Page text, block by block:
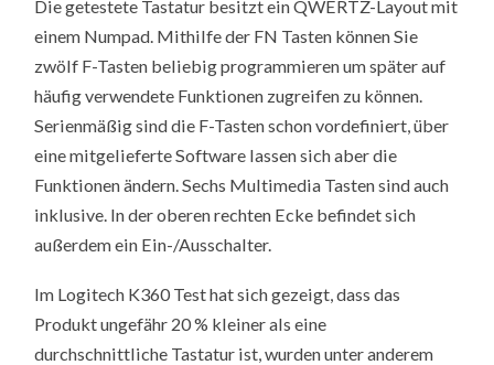
Die getestete Tastatur besitzt ein QWERTZ-Layout mit
einem Numpad. Mithilfe der FN Tasten können Sie
zwölf F-Tasten beliebig programmieren um später auf
häufig verwendete Funktionen zugreifen zu können.
Serienmäßig sind die F-Tasten schon vordefiniert, über
eine mitgelieferte Software lassen sich aber die
Funktionen ändern. Sechs Multimedia Tasten sind auch
inklusive. In der oberen rechten Ecke befindet sich
außerdem ein Ein-/Ausschalter.
Im Logitech K360 Test hat sich gezeigt, dass das
Produkt ungefähr 20 % kleiner als eine
durchschnittliche Tastatur ist, wurden unter anderem